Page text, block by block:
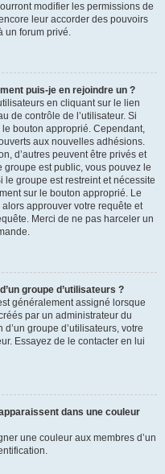
modifier les permissions de
leur accorder des pouvoirs
un forum privé.
puis-je en rejoindre un ?
en cliquant sur le lien
de contrôle de l’utilisateur. Si
bouton approprié. Cependant,
aux nouvelles adhésions.
d’autres peuvent être privés et
groupe est public, vous pouvez le
groupe est restreint et nécessite
sur le bouton approprié. Le
approuver votre requête et
Merci de ne pas harceler un
groupe d’utilisateurs ?
généralement assigné lorsque
par un administrateur du
groupe d’utilisateurs, votre
Essayez de le contacter en lui
dans une couleur
une couleur aux membres d’un